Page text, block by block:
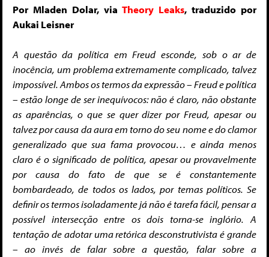
Por Mladen Dolar, via Theory Leaks, traduzido por
Aukai Leisner
A questão da política em Freud esconde, sob o ar de
inocência, um problema extremamente complicado, talvez
impossível. Ambos os termos da expressão – Freud e política
– estão longe de ser inequívocos: não é claro, não obstante
as aparências, o que se quer dizer por Freud, apesar ou
talvez por causa da aura em torno do seu nome e do clamor
generalizado que sua fama provocou… e ainda menos
claro é o significado de política, apesar ou provavelmente
por causa do fato de que se é constantemente
bombardeado, de todos os lados, por temas políticos. Se
definir os termos isoladamente já não é tarefa fácil, pensar a
possível intersecção entre os dois torna-se inglório. A
tentação de adotar uma retórica desconstrutivista é grande
– ao invés de falar sobre a questão, falar sobre a